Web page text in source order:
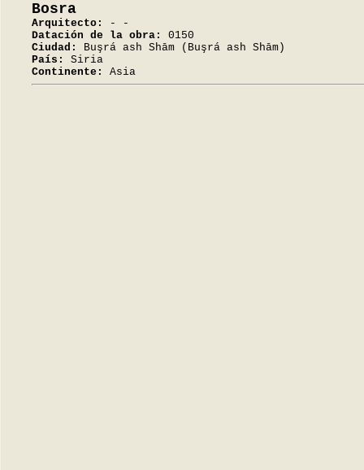
Bosra
Arquitecto:
- -
Datación de la obra:
0150
Ciudad:
Buşrá ash Shām (Buşrá ash Shām)
País:
Siria
Continente:
Asia